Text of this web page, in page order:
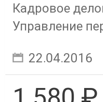
Кадровое
Управление
22.04.2016